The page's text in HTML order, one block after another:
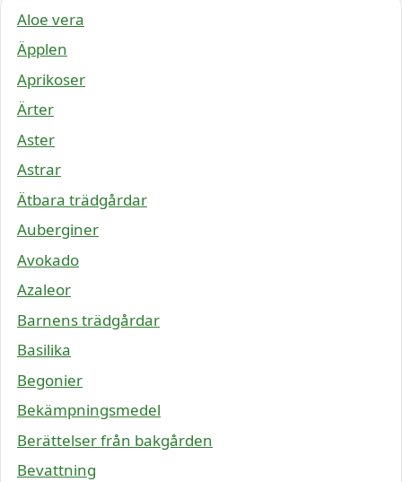
Aloe vera
Äpplen
Aprikoser
Ärter
Aster
Astrar
Ätbara trädgårdar
Auberginer
Avokado
Azaleor
Barnens trädgårdar
Basilika
Begonier
Bekämpningsmedel
Berättelser från bakgården
Bevattning